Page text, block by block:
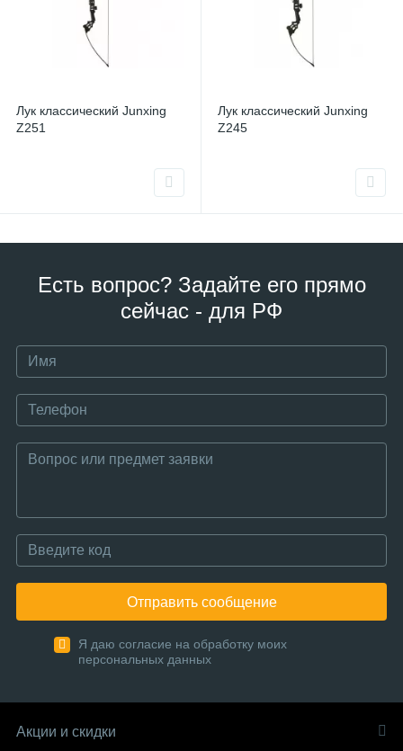
Лук классический Junxing
Z251
Лук классический Junxing
Z245
Есть вопрос? Задайте его прямо
сейчас - для РФ
Отправить сообщение
Я даю согласие на обработку моих
персональных данных
Акции и скидки